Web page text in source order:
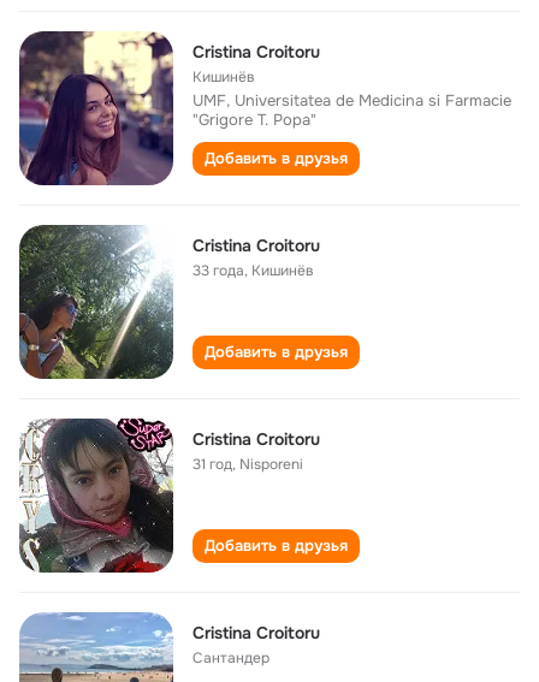
Cristina Croitoru
Кишинёв
UMF, Universitatea de Medicina si Farmacie
"Grigore T. Popa"
Добавить в друзья
Cristina Croitoru
33 года, Кишинёв
Добавить в друзья
Cristina Croitoru
31 год, Nisporeni
Добавить в друзья
Cristina Croitoru
Сантандер